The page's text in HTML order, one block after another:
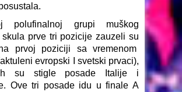
polufinalnoj grupi muškog
skula prve tri pozicije zauzeli su
prvoj poziciji sa vremenom
evropski I svetski prvaci),
su stigle posade Italije i
Ove tri posade idu u finale A